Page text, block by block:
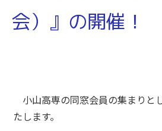
会）』の開催！
小山高専の同窓会員の集まりと
たします。